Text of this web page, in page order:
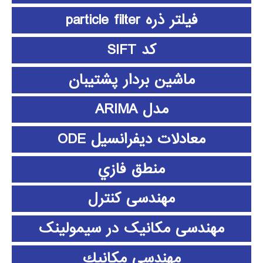
فیلتر ذره particle filter
کد SIFT
ماشین بردار پشتیبان
مدل ARIMA
معادلات دیفرانسیل ODE
منطق فازي
مهندسی کنترل
مهندسی مکانیک در سیمولینک
مهندسي مكانيك